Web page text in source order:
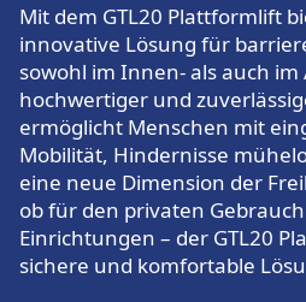
Mit dem GTL20 Plattformlift
innovative Lösung für
sowohl im Innen- als auch
hochwertiger und
ermöglicht Menschen mit
Mobilität, Hindernisse
eine neue Dimension der
ob für den privaten
Einrichtungen – der GTL20
sichere und komfortable